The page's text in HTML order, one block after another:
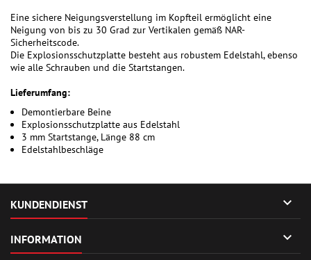
Eine sichere Neigungsverstellung im Kopfteil ermöglicht eine
Neigung von bis zu 30 Grad zur Vertikalen gemäß NAR-
Sicherheitscode.
Die Explosionsschutzplatte besteht aus robustem Edelstahl, ebenso
wie alle Schrauben und die Startstangen.
Lieferumfang:
Demontierbare Beine
Explosionsschutzplatte aus Edelstahl
3 mm Startstange, Länge 88 cm
Edelstahlbeschläge
KUNDENDIENST 
INFORMATION 